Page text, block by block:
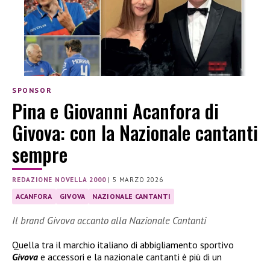
SPONSOR
Pina e Giovanni Acanfora di
Givova: con la Nazionale cantanti
sempre
REDAZIONE NOVELLA 2000|5 MARZO 2026
ACANFORA GIVOVA NAZIONALE CANTANTI
Il brand Givova accanto alla Nazionale Cantanti
Quella tra il marchio italiano di abbigliamento sportivo
Givova e accessori e la nazionale cantanti è più di un